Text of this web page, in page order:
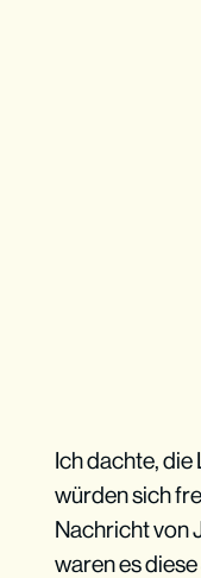
Ich dachte,
würden sich
Nachricht von
waren es